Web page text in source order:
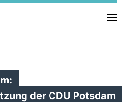
der CDU Potsdam